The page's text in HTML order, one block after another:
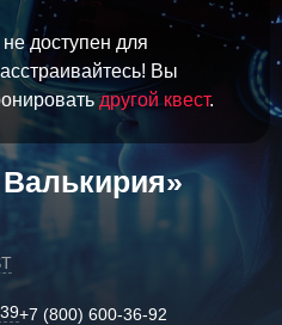
доступен для
Вы
другой квест.
+7 (800) 600-36-92